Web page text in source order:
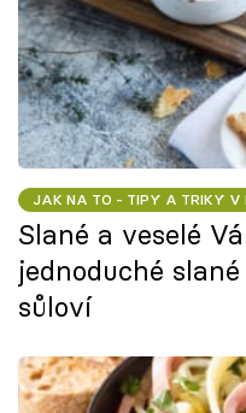
Přihlášení
Sledujte nás
JAK NA TO - TIPY A TRIKY V
Slané a veselé
jednoduché
sůloví